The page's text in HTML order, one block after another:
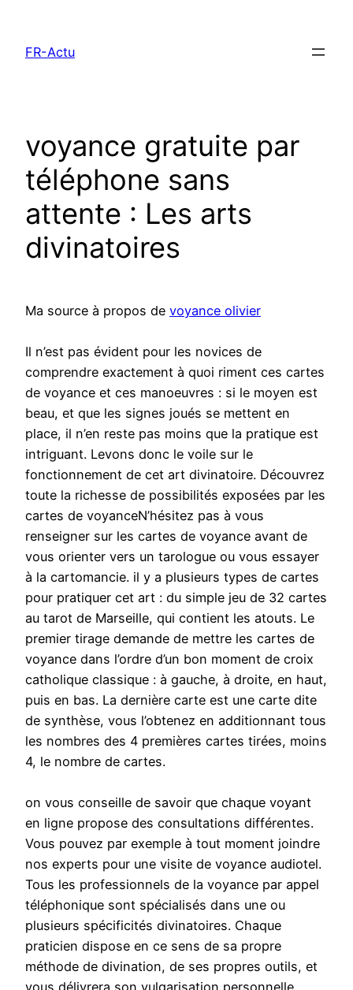
contenu
FR-Actu
voyance gratuite par
téléphone sans
attente : Les arts
divinatoires
Ma source à propos de voyance olivier
Il n’est pas évident pour les novices de
comprendre exactement à quoi riment ces cartes
de voyance et ces manoeuvres : si le moyen est
beau, et que les signes joués se mettent en
place, il n’en reste pas moins que la pratique est
intriguant. Levons donc le voile sur le
fonctionnement de cet art divinatoire. Découvrez
toute la richesse de possibilités exposées par les
cartes de voyanceN’hésitez pas à vous
renseigner sur les cartes de voyance avant de
vous orienter vers un tarologue ou vous essayer
à la cartomancie. il y a plusieurs types de cartes
pour pratiquer cet art : du simple jeu de 32 cartes
au tarot de Marseille, qui contient les atouts. Le
premier tirage demande de mettre les cartes de
voyance dans l’ordre d’un bon moment de croix
catholique classique : à gauche, à droite, en haut,
puis en bas. La dernière carte est une carte dite
de synthèse, vous l’obtenez en additionnant tous
les nombres des 4 premières cartes tirées, moins
4, le nombre de cartes.
on vous conseille de savoir que chaque voyant
en ligne propose des consultations différentes.
Vous pouvez par exemple à tout moment joindre
nos experts pour une visite de voyance audiotel.
Tous les professionnels de la voyance par appel
téléphonique sont spécialisés dans une ou
plusieurs spécificités divinatoires. Chaque
praticien dispose en ce sens de sa propre
méthode de divination, de ses propres outils, et